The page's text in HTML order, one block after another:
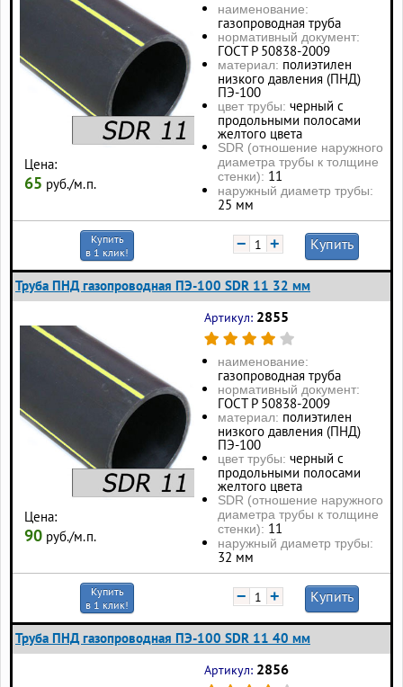
Цена:
65 руб./м.п.
наименование:
газопроводная труба
нормативный документ:
ГОСТ Р 50838-2009
материал: полиэтилен
низкого давления (ПНД)
ПЭ-100
цвет трубы: черный с
продольными полосами
желтого цвета
SDR (отношение наружного
диаметра трубы к толщине
стенки): 11
наружный диаметр трубы:
25 мм
Купить
в 1 клик!
− + Купить
Труба ПНД газопроводная ПЭ-100 SDR 11 32 мм
Цена:
90 руб./м.п.
Артикул: 2855
наименование:
газопроводная труба
нормативный документ:
ГОСТ Р 50838-2009
материал: полиэтилен
низкого давления (ПНД)
ПЭ-100
цвет трубы: черный с
продольными полосами
желтого цвета
SDR (отношение наружного
диаметра трубы к толщине
стенки): 11
наружный диаметр трубы:
32 мм
Купить
в 1 клик!
− + Купить
Труба ПНД газопроводная ПЭ-100 SDR 11 40 мм
Артикул: 2856